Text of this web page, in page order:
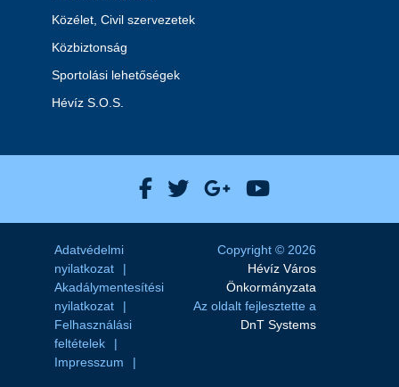
Közélet, Civil szervezetek
Közbiztonság
Sportolási lehetőségek
Hévíz S.O.S.
Hévíz Város Facebook
Hévíz Város X
Hévíz Város
Hévíz Város
Adatvédelmi
nyilatkozat
Akadálymentesítési
nyilatkozat
Felhasználási
feltételek
Impresszum
Copyright © 2026
Hévíz Város
Önkormányzata
Az oldalt fejlesztette a
DnT Systems